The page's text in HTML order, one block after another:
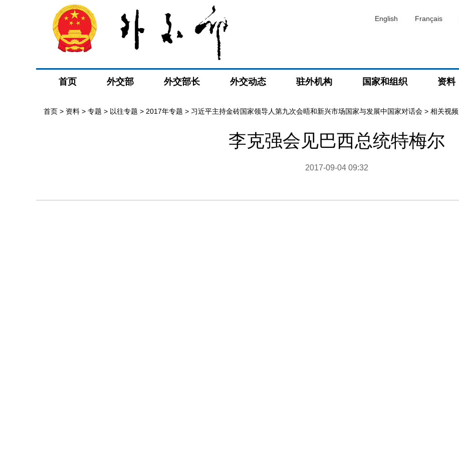
English Français
首页 外交部 外交部长 外交动态 驻外机构 国家和组织 资料
首页 > 资料 > 专题 > 以往专题 > 2017年专题 > 习近平主持金砖国家领导人第九次会晤和新兴市场国家与发展中国家对话会 > 相关视频
李克强会见巴西总统特梅尔
2017-09-04 09:32